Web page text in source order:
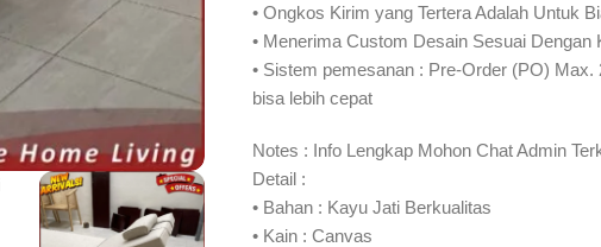
• Ongkos Kirim yang Tertera Adalah Untuk
• Menerima Custom Desain Sesuai Dengan
• Sistem pemesanan : Pre-Order (PO)
bisa lebih cepat⁣⁣
Notes : Info Lengkap Mohon Chat Admin
Detail :
• Bahan : Kayu Jati Berkualitas
• Kain : Canvas